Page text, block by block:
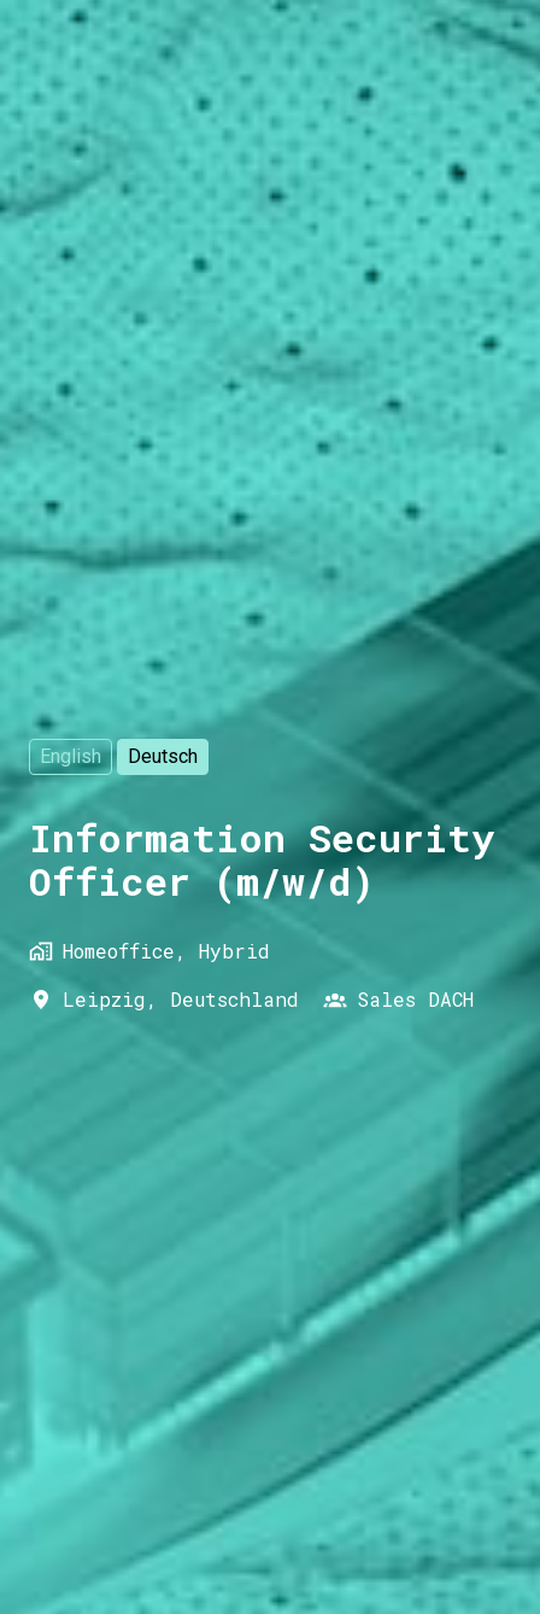
English Deutsch
Information Security
Officer (m/w/d)
Homeoffice, Hybrid
Leipzig, Deutschland Sales DACH